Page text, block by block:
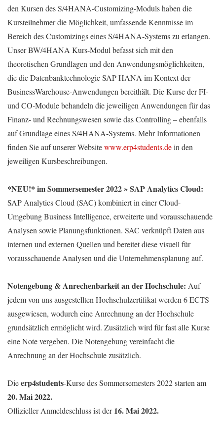
den Kursen des S/4HANA-Customizing-Moduls haben die
Kursteilnehmer die Möglichkeit, umfassende Kenntnisse im
Bereich des Customizings eines S/4HANA-Systems zu erlangen.
Unser BW/4HANA Kurs-Modul befasst sich mit den
theoretischen Grundlagen und den Anwendungsmöglichkeiten,
die die Datenbanktechnologie SAP HANA im Kontext der
BusinessWarehouse-Anwendungen bereithält. Die Kurse der FI-
und CO-Module behandeln die jeweiligen Anwendungen für das
Finanz- und Rechnungswesen sowie das Controlling – ebenfalls
auf Grundlage eines S/4HANA-Systems. Mehr Informationen
finden Sie auf unserer Websitewww.erp4students.dein den
jeweiligen Kursbeschreibungen.
*NEU!* im Sommersemester 2022 » SAP Analytics Cloud:
SAP Analytics Cloud (SAC) kombiniert in einer Cloud-
Umgebung Business Intelligence, erweiterte und vorausschauende
Analysen sowie Planungsfunktionen. SAC verknüpft Daten aus
internen und externen Quellen und bereitet diese visuell für
vorausschauende Analysen und die Unternehmensplanung auf.
Notengebung & Anrechenbarkeit an der Hochschule: Auf
jedem von uns ausgestellten Hochschulzertifikat werden 6 ECTS
ausgewiesen, wodurch eine Anrechnung an der Hochschule
grundsätzlich ermöglicht wird. Zusätzlich wird für fast alle Kurse
eine Note vergeben. Die Notengebung vereinfacht die
Anrechnung an der Hochschule zusätzlich.
Dieerp4students-Kurse des Sommersemesters 2022 starten am
20. Mai 2022.
Offizieller Anmeldeschluss ist der16. Mai 2022.